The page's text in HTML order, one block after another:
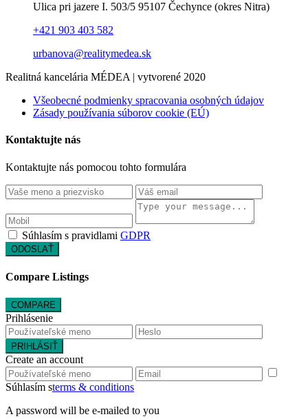
Ulica pri jazere I. 503/5 95107 Čechynce (okres Nitra)
+421 903 403 582
urbanova@realitymedea.sk
Realitná kancelária MÉDEA | vytvorené 2020
Všeobecné podmienky spracovania osobných údajov
Zásady používania súborov cookie (EÚ)
Kontaktujte nás
Kontaktujte nás pomocou tohto formulára
Súhlasím s pravidlami GDPR
ODOSLAŤ
Compare Listings
COMPARE
Prihlásenie
PRIHLÁSIŤ
Create an account
Súhlasím sterms & conditions
A password will be e-mailed to you